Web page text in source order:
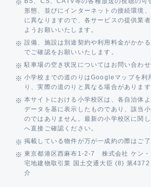
形態、並びにインターネットの接続環境
に異なりますので、各サービスの提供業
ようお願いいたします。
設備、施設は別途契約や利用料金がかか
でご確認をお願いいたします。
駐車場の空き状況についてはお問い合わせ
小学校までの道のりはGoogleマップを利
り、実際の道のりと異なる場合があります
本サイトにおける小学校区は、各自治体
データを基に表示したものであり、該当
のではありません。最新の小学校区に関
へ直接ご確認ください。
掲載している物件が万が一成約の際はご了
東京都港区西麻布1-2-7 株式会社 ケン
宅地建物取引業 国土交通大臣 (8) 第
介